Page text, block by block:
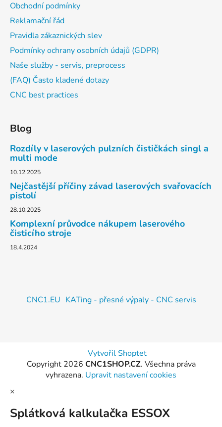
Obchodní podmínky
Reklamační řád
Pravidla zákaznických slev
Podmínky ochrany osobních údajů (GDPR)
Naše služby - servis, preprocess
(FAQ) Často kladené dotazy
CNC best practices
Blog
Rozdíly v laserových pulzních čističkách singl a
multi mode
10.12.2025
Nejčastější příčiny závad laserových svařovacích
pistolí
28.10.2025
Komplexní průvodce nákupem laserového
čisticího stroje
18.4.2024
CNC1.EU KATing - přesné výpaly - CNC servis
Vytvořil Shoptet
Copyright 2026 CNC1SHOP.CZ. Všechna práva
vyhrazena. Upravit nastavení cookies
×
Splátková kalkulačka ESSOX